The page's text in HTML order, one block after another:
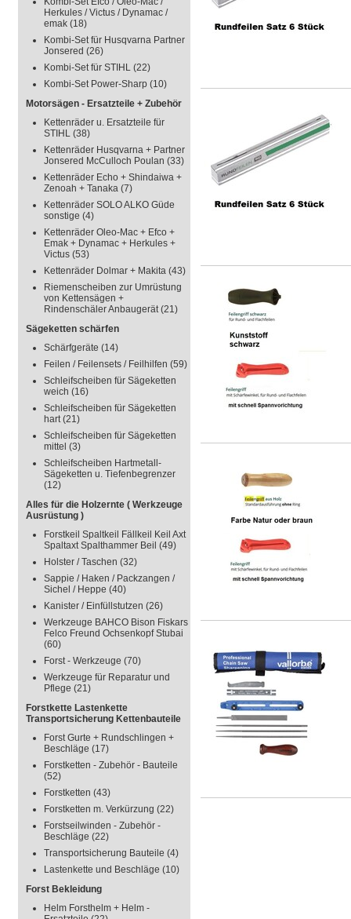
Herkules / Victus / Dynamac /
emak (18)
Kombi-Set für Husqvarna Partner
Jonsered (26)
Kombi-Set für STIHL (22)
Kombi-Set Power-Sharp (10)
Motorsägen - Ersatzteile + Zubehör
Kettenräder u. Ersatzteile für
STIHL (38)
Kettenräder Husqvarna + Partner
Jonsered McCulloch Poulan (33)
Kettenräder Echo + Shindaiwa +
Zenoah + Tanaka (7)
Kettenräder SOLO ALKO Güde
sonstige (4)
Kettenräder Oleo-Mac + Efco +
Emak + Dynamac + Herkules +
Victus (53)
Kettenräder Dolmar + Makita (43)
Riemenscheiben zur Umrüstung
von Kettensägen +
Rindenschäler Anbaugerät(21)
Sägeketten schärfen
Schärfgeräte (14)
Feilen / Feilensets / Feilhilfen (59)
Schleifscheiben für Sägeketten
weich (16)
Schleifscheiben für Sägeketten
hart(21)
Schleifscheiben für Sägeketten
mittel (3)
Schleifscheiben Hartmetall-
Sägeketten u. Tiefenbegrenzer
(12)
Alles für die Holzernte ( Werkzeuge
Ausrüstung )
Forstkeil Spaltkeil Fällkeil Keil Axt
Spaltaxt Spalthammer Beil (49)
Holster / Taschen (32)
Sappie / Haken / Packzangen /
Sichel / Heppe (40)
Kanister / Einfüllstutzen (26)
Werkzeuge BAHCO Bison Fiskars
Felco Freund Ochsenkopf Stubai
(60)
Forst - Werkzeuge (70)
Werkzeuge für Reparatur und
Pflege (21)
Forstkette Lastenkette
Transportsicherung Kettenbauteile
Forst Gurte + Rundschlingen +
Beschläge (17)
Forstketten - Zubehör - Bauteile
(52)
Forstketten (43)
Forstketten m. Verkürzung (22)
Forstseilwinden - Zubehör -
Beschläge (22)
Transportsicherung Bauteile (4)
Lastenkette und Beschläge (10)
Forst Bekleidung
Helm Forsthelm + Helm -